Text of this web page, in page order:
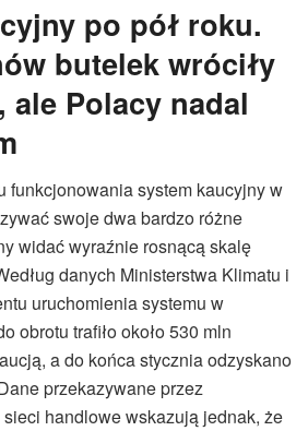
po pół roku.
butelek wróciły
ale Polacy nadal
funkcjonowania system kaucyjny w
swoje dwa bardzo różne
widać wyraźnie rosnącą skalę
danych Ministerstwa Klimatu i
uruchomienia systemu w
obrotu trafiło około 530 mln
a do końca stycznia odzyskano
przekazywane przez
handlowe wskazują jednak, że